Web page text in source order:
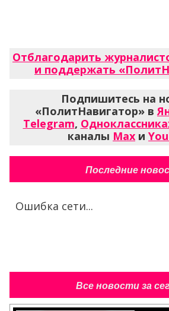
Отблагодарить
и поддержать
Подпишитесь на
«ПолитНавигатор» в
Telegram,
каналы Max и
Последние
Ошибка сети...
Все новости за